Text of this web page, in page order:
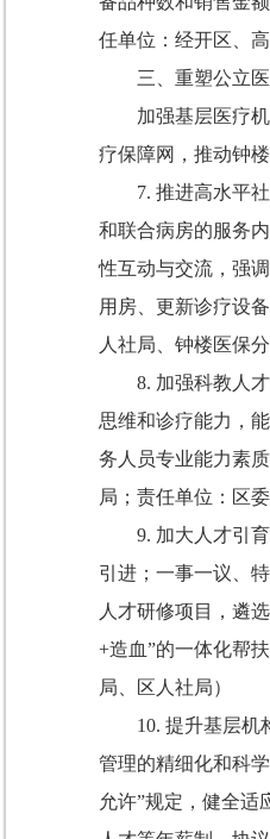
任单位：经开区、
三、重塑公立
加强基层医疗
疗保障网，推动钟
7. 推进高水平
和联合病房的服务
性互动与交流，强
用房、更新诊疗设
人社局、钟楼医保分
8. 加强科教人才
思维和诊疗能力，
务人员专业能力素
局；责任单位：区
9. 加大人才引育
引进；一事一议、
人才研修项目，遴
+造血”的一体化帮
局、区人社局）
10. 提升基层机
管理的精细化和科
允许”规定，健全适